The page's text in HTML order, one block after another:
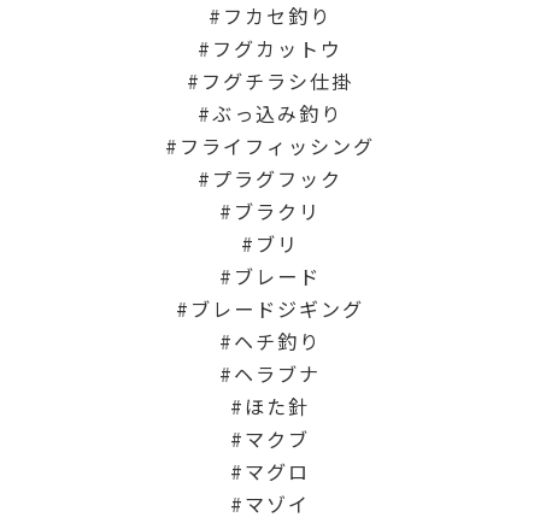
フカセ釣り
フグカットウ
フグチラシ仕掛
ぶっ込み釣り
フライフィッシング
プラグフック
ブラクリ
ブリ
ブレード
ブレードジギング
ヘチ釣り
ヘラブナ
ほた針
マクブ
マグロ
マゾイ